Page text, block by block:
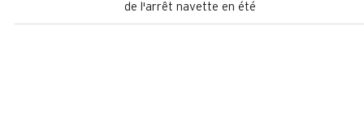
de l'arrêt navette en été